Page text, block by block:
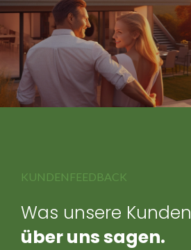
KUNDENFEEDBACK
Was unsere Kunden
über uns sagen.